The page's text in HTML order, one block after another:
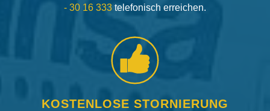
- 30 16 333 telefonisch erreichen.
KOSTENLOSE STORNIERUNG